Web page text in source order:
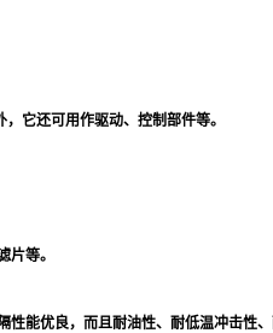
它还可用作驱动、控制部件等。
等。
性能优良，而且耐油性、耐低温冲击性